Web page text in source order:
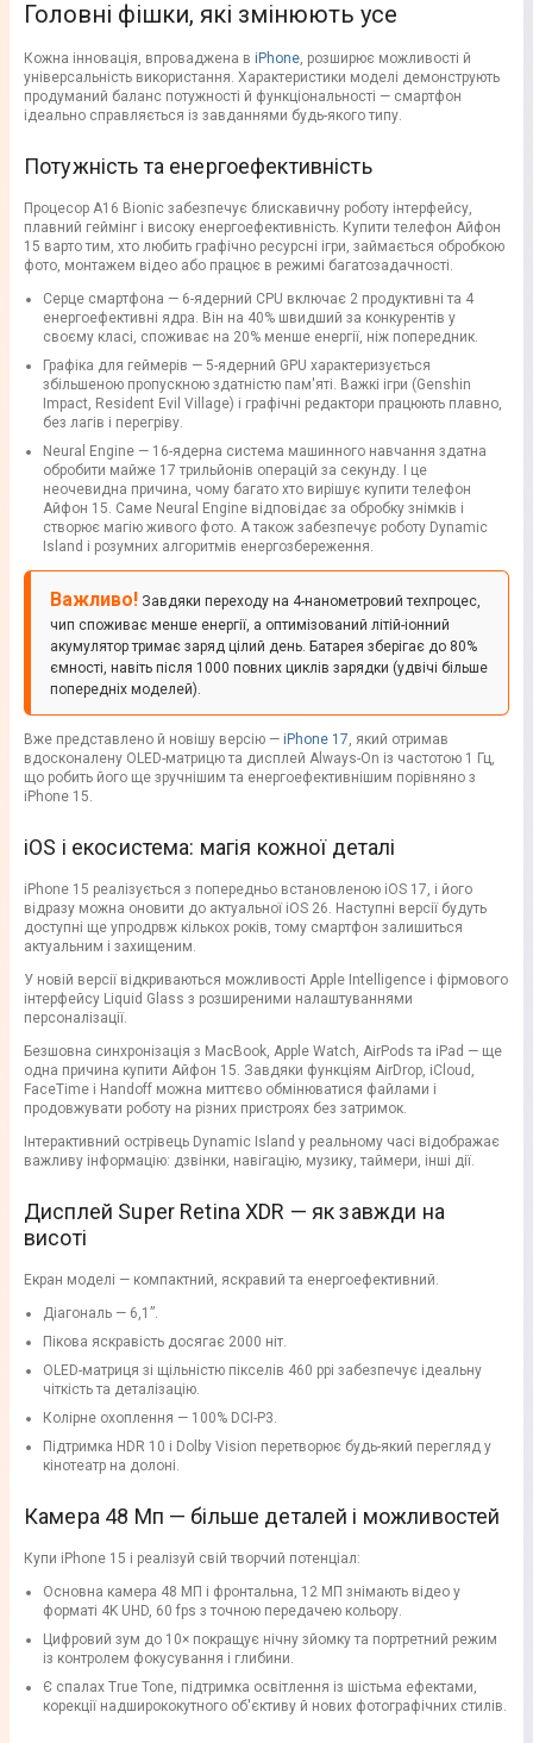
Головні фішки, які змінюють усе
Кожна інновація, впроваджена в iPhone, розширює можливості й
універсальність використання. Характеристики моделі демонструють
продуманий баланс потужності й функціональності — смартфон
ідеально справляється із завданнями будь-якого типу.
Потужність та енергоефективність
Процесор A16 Bionic забезпечує блискавичну роботу інтерфейсу,
плавний геймінг і високу енергоефективність. Купити телефон Айфон
15 варто тим, хто любить графічно ресурсні ігри, займається обробкою
фото, монтажем відео або працює в режимі багатозадачності.
Серце смартфона — 6-ядерний CPU включає 2 продуктивні та 4
енергоефективні ядра. Він на 40% швидший за конкурентів у
своєму класі, споживає на 20% менше енергії, ніж попередник.
Графіка для геймерів — 5-ядерний GPU характеризується
збільшеною пропускною здатністю пам'яті. Важкі ігри (Genshin
Impact, Resident Evil Village) і графічні редактори працюють плавно,
без лагів і перегріву.
Neural Engine — 16-ядерна система машинного навчання здатна
обробити майже 17 трильйонів операцій за секунду. І це
неочевидна причина, чому багато хто вирішує купити телефон
Айфон 15. Саме Neural Engine відповідає за обробку знімків і
створює магію живого фото. А також забезпечує роботу Dynamic
Island і розумних алгоритмів енергозбереження.
Важливо! Завдяки переходу на 4-нанометровий техпроцес,
чип споживає менше енергії, а оптимізований літій-іонний
акумулятор тримає заряд цілий день. Батарея зберігає до 80%
ємності, навіть після 1000 повних циклів зарядки (удвічі більше
попередніх моделей).
Вже представлено й новішу версію — iPhone 17, який отримав
вдосконалену OLED-матрицю та дисплей Always-On із частотою 1 Гц,
що робить його ще зручнішим та енергоефективнішим порівняно з
iPhone 15.
iOS і екосистема: магія кожної деталі
iPhone 15 реалізується з попередньо встановленою iOS 17, і його
відразу можна оновити до актуальної iOS 26. Наступні версії будуть
доступні ще упродрвж кількох років, тому смартфон залишиться
актуальним і захищеним.
У новій версії відкриваються можливості Apple Intelligence і фірмового
інтерфейсу Liquid Glass з розширеними налаштуваннями
персоналізації.
Безшовна синхронізація з MacBook, Apple Watch, AirPods та iPad — ще
одна причина купити Айфон 15. Завдяки функціям AirDrop, iCloud,
FaceTime і Handoff можна миттєво обмінюватися файлами і
продовжувати роботу на різних пристроях без затримок.
Інтерактивний острівець Dynamic Island у реальному часі відображає
важливу інформацію: дзвінки, навігацію, музику, таймери, інші дії.
Дисплей Super Retina XDR — як завжди на
висоті
Екран моделі — компактний, яскравий та енергоефективний.
Діагональ — 6,1”.
Пікова яскравість досягає 2000 ніт.
OLED-матриця зі щільністю пікселів 460 ppi забезпечує ідеальну
чіткість та деталізацію.
Колірне охоплення — 100% DCI-P3.
Підтримка HDR 10 і Dolby Vision перетворює будь-який перегляд у
кінотеатр на долоні.
Камера 48 Мп — більше деталей і можливостей
Купи iPhone 15 і реалізуй свій творчий потенціал:
Основна камера 48 МП і фронтальна, 12 МП знімають відео у
форматі 4K UHD, 60 fps з точною передачею кольору.
Цифровий зум до 10× покращує нічну зйомку та портретний режим
із контролем фокусування і глибини.
Є спалах True Tone, підтримка освітлення із шістьма ефектами,
корекції надширококутного об'єктиву й нових фотографічних стилів.